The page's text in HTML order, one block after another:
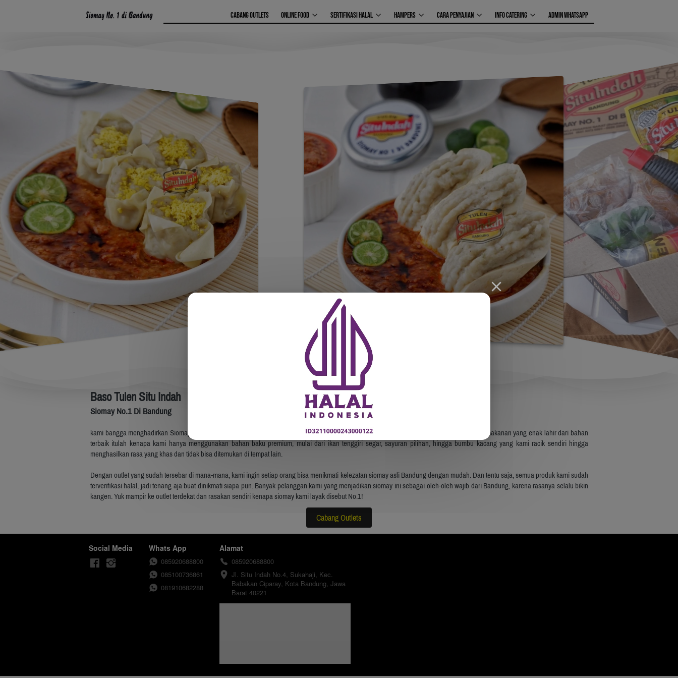
CABANG OUTLETS ONLINE FOOD SERTIFIKASI HALAL HAMPERS CARA PENYAJIAN INFO CATERING ADMIN WHATSAPP
Baso Tulen Situ Indah
Siomay No.1 Di Bandung
kami bangga menghadirkan Siomay No.1 di Bandung yang sudah mencuri hati warga lokal hingga wisatawan luar kota. Kami percaya bahwa makanan yang enak lahir dari bahan
terbaik itulah kenapa kami hanya menggunakan bahan baku premium, mulai dari ikan tenggiri segar, sayuran pilihan, hingga bumbu kacang yang kami racik sendiri hingga
menghasilkan rasa yang khas dan tidak bisa ditemukan di tempat lain.
Dengan outlet yang sudah tersebar di mana-mana, kami ingin setiap orang bisa menikmati kelezatan siomay asli Bandung dengan mudah. Dan tentu saja, semua produk kami sudah
terverifikasi halal, jadi tenang aja buat dinikmati siapa pun. Banyak pelanggan kami yang menjadikan siomay ini sebagai oleh-oleh wajib dari Bandung, karena rasanya selalu bikin
kangen. Yuk mampir ke outlet terdekat dan rasakan sendiri kenapa siomay kami layak disebut No.1!
`
Cabang Outlets
Social Media Whats App
085920688800
085100736861
081910682288
Alamat
085920688800
Jl. Situ Indah No.4, Sukahaji, Kec.
Babakan Ciparay, Kota Bandung, Jawa
Barat 40221